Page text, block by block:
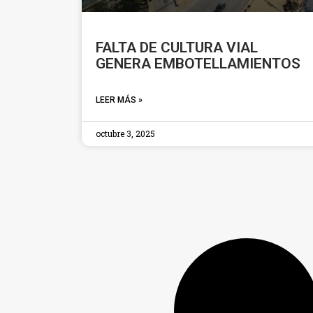
FALTA DE CULTURA VIAL
GENERA EMBOTELLAMIENTOS
LEER MÁS »
octubre 3, 2025